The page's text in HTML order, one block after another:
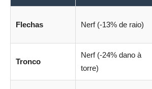
Flechas Nerf (-13% de raio)
Tronco
Nerf (-24% dano à
torre)